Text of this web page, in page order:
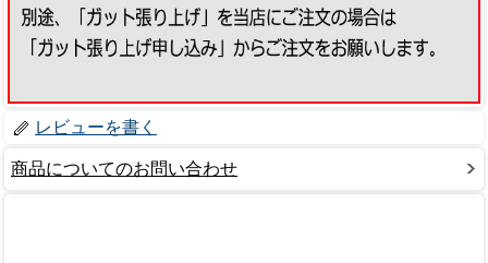
レビューを書く
商品についてのお問い合わせ